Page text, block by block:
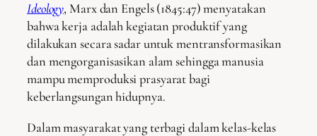
Ideology, Marx dan Engels (1845:47) menyatakan
bahwa kerja adalah kegiatan produktif yang
dilakukan secara sadar untuk mentransformasikan
dan mengorganisasikan alam sehingga manusia
mampu memproduksi prasyarat bagi
keberlangsungan hidupnya.
Dalam masyarakat yang terbagi dalam kelas-kelas